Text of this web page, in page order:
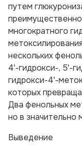
путем
многократного
нескольких
4'-гидрокси-, 5'-
гидрокси-4'-
которых
Два фенольных
но в значительно
Выведение